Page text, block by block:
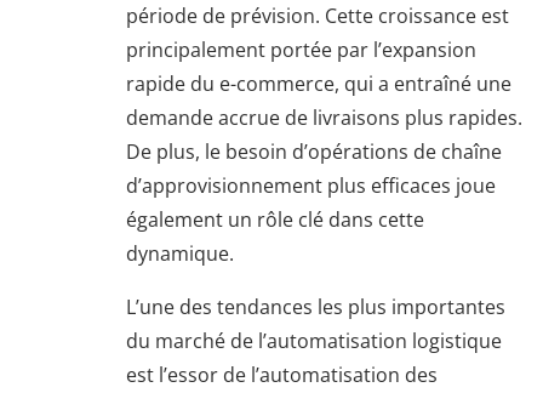
période de prévision. Cette croissance est
principalement portée par l’expansion
rapide du e-commerce, qui a entraîné une
demande accrue de livraisons plus rapides.
De plus, le besoin d’opérations de chaîne
d’approvisionnement plus efficaces joue
également un rôle clé dans cette
dynamique.
L’une des tendances les plus importantes
du marché de l’automatisation logistique
est l’essor de l’automatisation des